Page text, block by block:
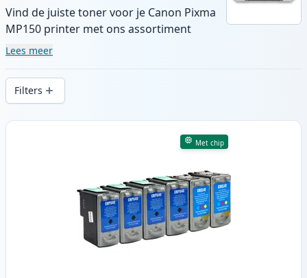
Vind de juiste toner voor je Canon Pixma
MP150 printer met ons assortiment
compatibele en high-yield cartridges.
snelle levering vanuit lokale voorraad in .
Lees meer
Filters
Producten
Met chip